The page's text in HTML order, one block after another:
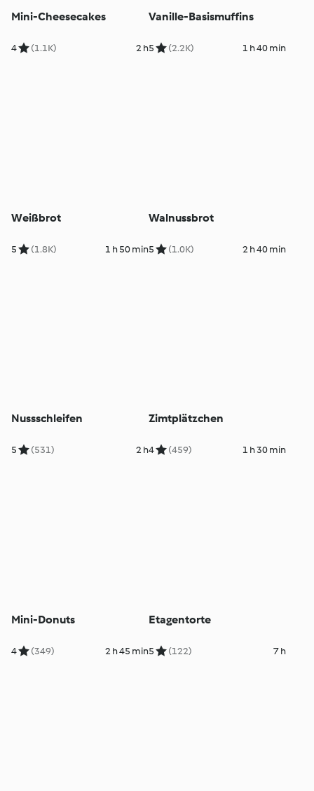
Mini-Cheesecakes
4 (1.1K) 2 h
Vanille-Basismuffins
5 (2.2K) 1 h 40 min
Weißbrot
5 (1.8K) 1 h 50 min
Walnussbrot
5 (1.0K) 2 h 40 min
Nussschleifen
5 (531) 2 h
Zimtplätzchen
4 (459) 1 h 30 min
Mini-Donuts
4 (349) 2 h 45 min
Etagentorte
5 (122) 7 h